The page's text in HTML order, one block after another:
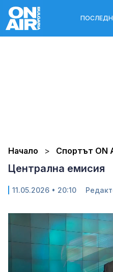
Начало Спортът ON
Централна емисия
11.05.2026 • 20:10